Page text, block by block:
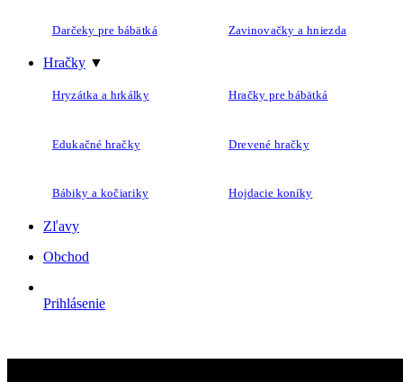
Darčeky pre bábätká Zavinovačky a hniezda
Hračky ▼
Hryzátka a hrkálky Hračky pre bábätká
Edukačné hračky Drevené hračky
Bábiky a kočiariky Hojdacie koníky
Zľavy
Obchod
Prihlásenie